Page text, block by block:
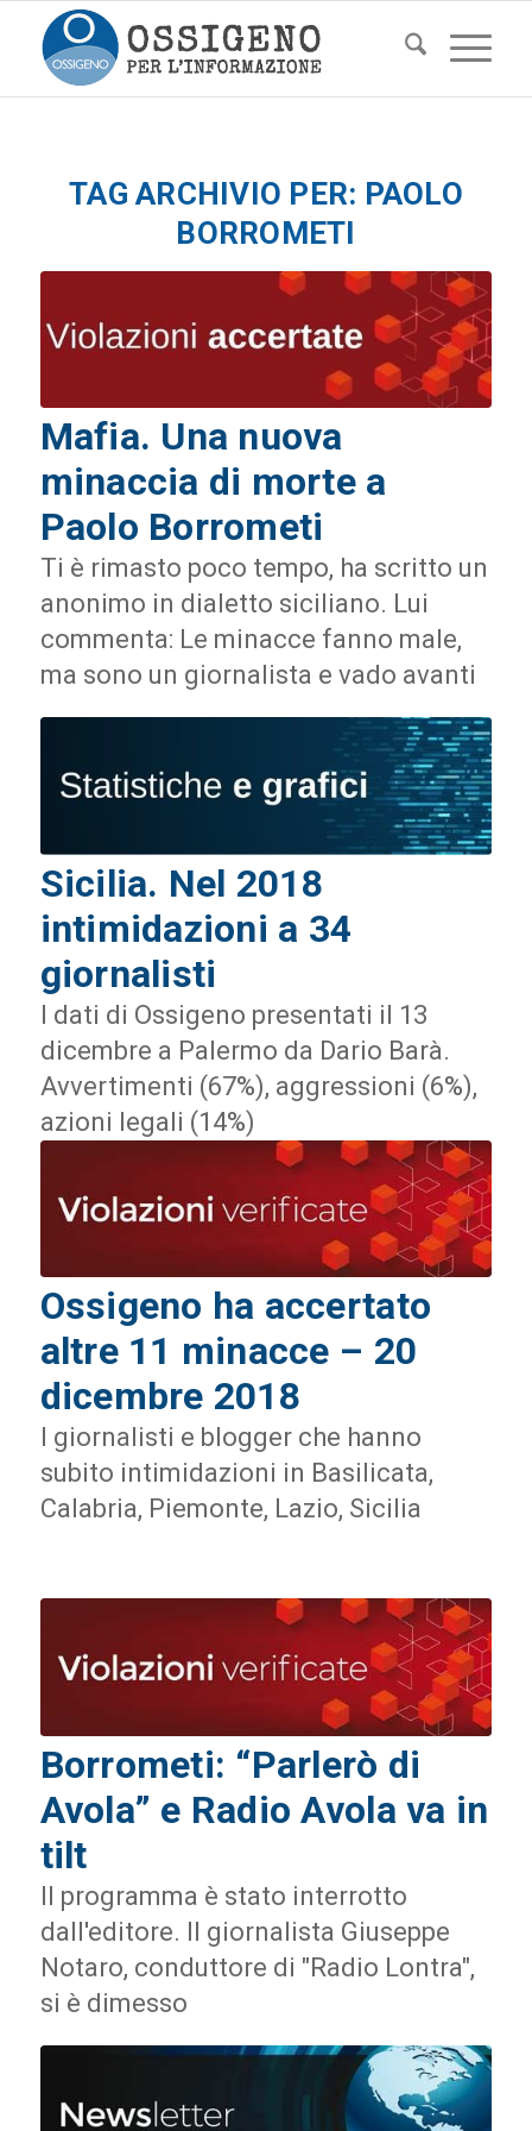
TAG ARCHIVIO PER: PAOLO
BORROMETI
Mafia. Una nuova
minaccia di morte a
Paolo Borrometi
Ti è rimasto poco tempo, ha scritto un
anonimo in dialetto siciliano. Lui
commenta: Le minacce fanno male,
ma sono un giornalista e vado avanti
Sicilia. Nel 2018
intimidazioni a 34
giornalisti
I dati di Ossigeno presentati il 13
dicembre a Palermo da Dario Barà.
Avvertimenti (67%), aggressioni (6%),
azioni legali (14%)
Ossigeno ha accertato
altre 11 minacce – 20
dicembre 2018
I giornalisti e blogger che hanno
subito intimidazioni in Basilicata,
Calabria, Piemonte, Lazio, Sicilia
Borrometi: “Parlerò di
Avola” e Radio Avola va in
tilt
Il programma è stato interrotto
dall'editore. Il giornalista Giuseppe
Notaro, conduttore di "Radio Lontra",
si è dimesso